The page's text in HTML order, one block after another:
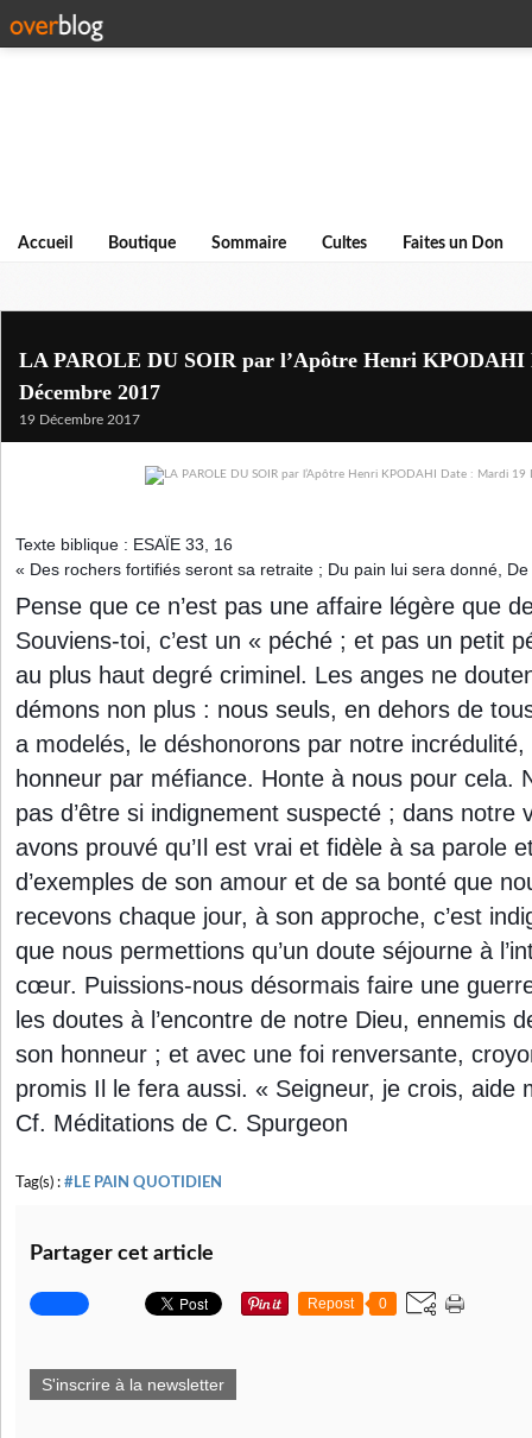
Accueil Boutique Sommaire Cultes Faites un Don
LA PAROLE DU SOIR par l’Apôtre Henri KPODAHI
Décembre 2017
19 Décembre 2017
Texte biblique : ESAÏE 33, 16
« Des rochers fortifiés seront sa retraite ; Du pain lui sera donné, De
Pense que ce n’est pas une affaire légère que
Souviens-toi, c’est un « péché ; et pas un petit
au plus haut degré criminel. Les anges ne
démons non plus : nous seuls, en dehors de
a modelés, le déshonorons par notre
honneur par méfiance. Honte à nous pour cela.
pas d’être si indignement suspecté ; dans notre
avons prouvé qu’Il est vrai et fidèle à sa parole
d’exemples de son amour et de sa bonté que
recevons chaque jour, à son approche, c’est
que nous permettions qu’un doute séjourne à
cœur. Puissions-nous désormais faire une
les doutes à l’encontre de notre Dieu, ennemis
son honneur ; et avec une foi renversante,
promis Il le fera aussi. « Seigneur, je crois, aide
Cf. Méditations de C. Spurgeon
Tag(s) : #LE PAIN QUOTIDIEN
Partager cet article
Repost 0
S'inscrire à la newsletter